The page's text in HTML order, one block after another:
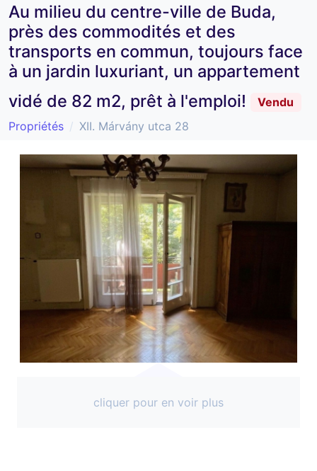
Au milieu du centre-ville de Buda,
près des commodités et des
transports en commun, toujours face
à un jardin luxuriant, un appartement
vidé de 82 m2, prêt à l'emploi!
Vendu
Propriétés
XII. Márvány utca 28
cliquer pour en voir plus